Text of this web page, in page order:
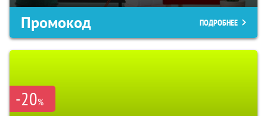
Промокод ПОДРОБНЕЕ
-20%